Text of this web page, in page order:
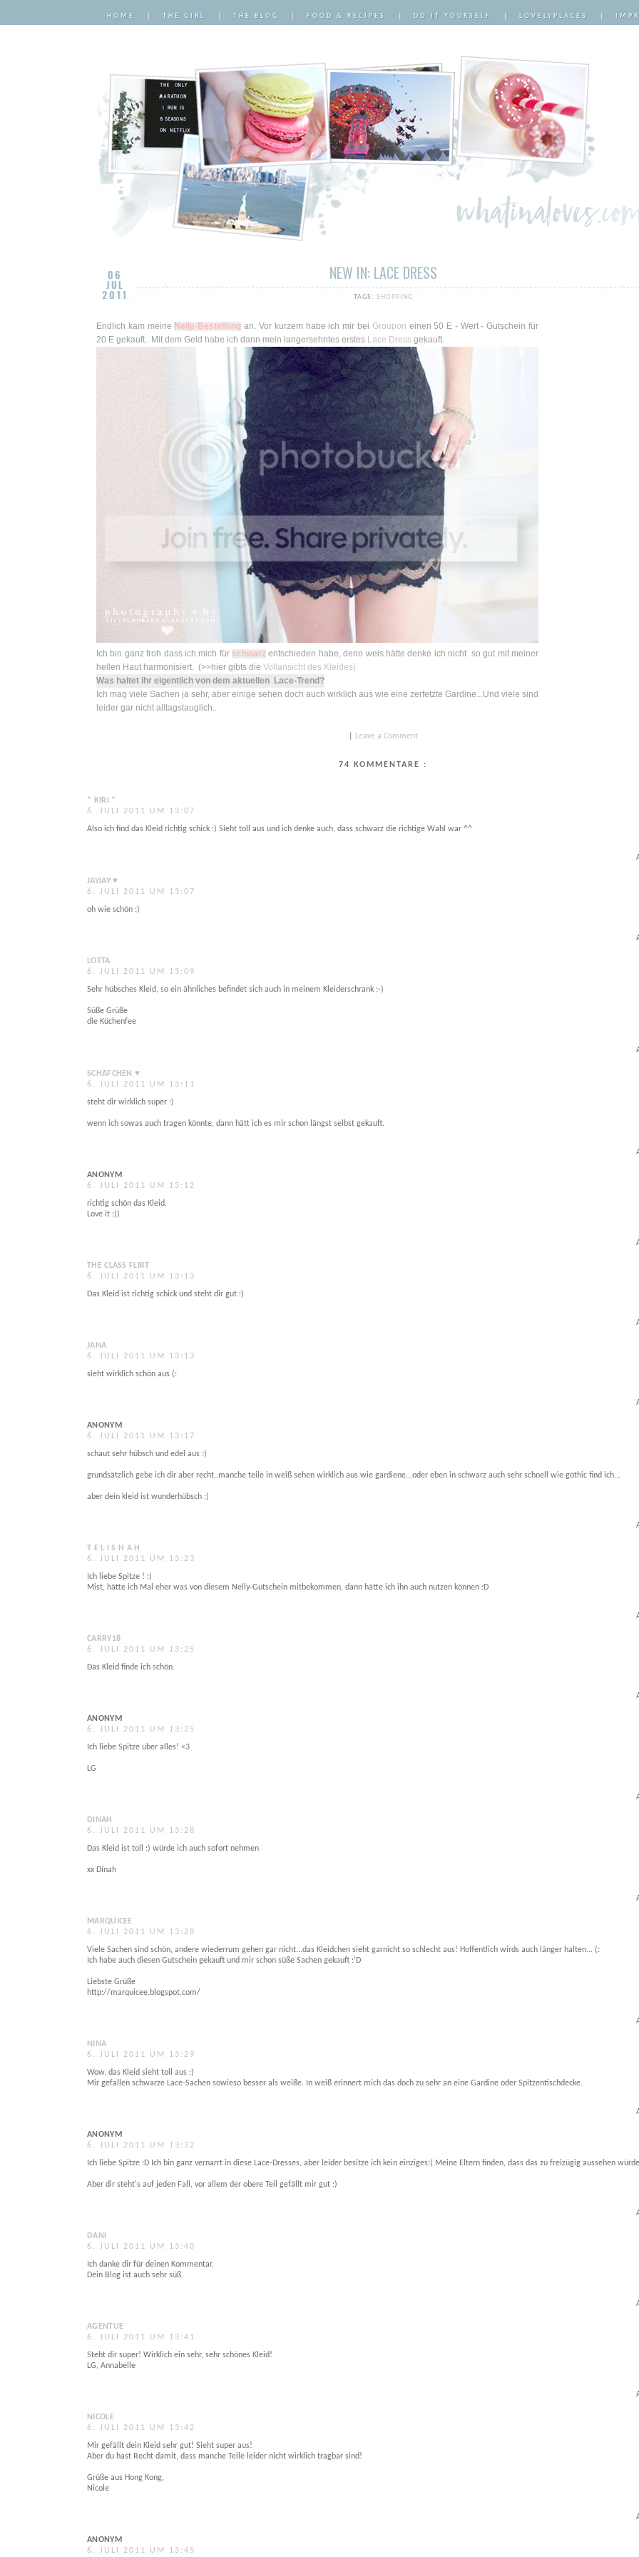
HOME THE GIRL THE BLOG FOOD & RECIPES DO IT YOURSELF LOVELYPLACES
NEW IN: LACE DRESS
06
JUL
2011 TAGS: SHOPPING
Endlich kam meine Nelly-Bestellung an. Vor kurzem habe ich mir bei Groupon einen 50 E - Wert - Gutschein für
20 E gekauft.. Mit dem Geld habe ich dann mein langersehntes erstes Lace Dress gekauft.
Ich bin ganz froh dass ich mich für schwarz entschieden habe, denn weis hätte denke ich nicht so gut mit meiner
hellen Haut harmonisiert. (>>hier gibts die Vollansicht des Kleides)
Was haltet ihr eigentlich von dem aktuellen Lace-Trend?
Ich mag viele Sachen ja sehr, aber einige sehen doch auch wirklich aus wie eine zerfetzte Gardine...Und viele sind
leider gar nicht alltagstauglich..
Leave a Comment
74 KOMMENTARE :
* KIRI *
6. JULI 2011 UM 13:07
Also ich find das Kleid richtig schick :) Sieht toll aus und ich denke auch, dass schwarz die richtige Wahl war ^^
JAYJAY ♥
6. JULI 2011 UM 13:07
oh wie schön :)
LOTTA
6. JULI 2011 UM 13:09
Sehr hübsches Kleid, so ein ähnliches befindet sich auch in meinem Kleiderschrank :-)
Süße Grüße
die Küchenfee
SCHÄFCHEN ♥
6. JULI 2011 UM 13:11
steht dir wirklich super :)
wenn ich sowas auch tragen könnte, dann hätt ich es mir schon längst selbst gekauft.
ANONYM
6. JULI 2011 UM 13:12
richtig schön das Kleid.
Love it :))
THE CLASS FLIRT
6. JULI 2011 UM 13:13
Das Kleid ist richtig schick und steht dir gut :)
JANA
6. JULI 2011 UM 13:13
sieht wirklich schön aus (:
ANONYM
6. JULI 2011 UM 13:17
schaut sehr hübsch und edel aus :)
grundsätzlich gebe ich dir aber recht..manche teile in weiß sehen wirklich aus wie gardiene...oder eben in schwarz auch sehr schnell wie gothic find ich...
aber dein kleid ist wunderhübsch :)
T E L I S H A H
6. JULI 2011 UM 13:23
Ich liebe Spitze ! :)
Mist, hätte ich Mal eher was von diesem Nelly-Gutschein mitbekommen, dann hätte ich ihn auch nutzen können :D
CARRY18
6. JULI 2011 UM 13:25
Das Kleid finde ich schön.
ANONYM
6. JULI 2011 UM 13:25
Ich liebe Spitze über alles! <3
LG
DINAH
6. JULI 2011 UM 13:28
Das Kleid ist toll :) würde ich auch sofort nehmen
xx Dinah
MARQUICEE
6. JULI 2011 UM 13:28
Viele Sachen sind schön, andere wiederrum gehen gar nicht...das Kleidchen sieht garnicht so schlecht aus! Hoffentlich wirds auch länger halten... (:
Ich habe auch diesen Gutschein gekauft und mir schon süße Sachen gekauft :'D
Liebste Grüße
http://marquicee.blogspot.com/
NINA
6. JULI 2011 UM 13:29
Wow, das Kleid sieht toll aus :)
Mir gefallen schwarze Lace-Sachen sowieso besser als weiße. In weiß erinnert mich das doch zu sehr an eine Gardine oder Spitzentischdecke.
ANONYM
6. JULI 2011 UM 13:32
Ich liebe Spitze :D Ich bin ganz vernarrt in diese Lace-Dresses, aber leider besitze ich kein einziges:( Meine Eltern finden, dass das zu freizügig aussehen
Aber dir steht's auf jeden Fall, vor allem der obere Teil gefällt mir gut :)
DANI
6. JULI 2011 UM 13:40
Ich danke dir für deinen Kommentar.
Dein Blog ist auch sehr süß.
AGENTUE
6. JULI 2011 UM 13:41
Steht dir super! Wirklich ein sehr, sehr schönes Kleid!
LG, Annabelle
NICOLE
6. JULI 2011 UM 13:42
Mir gefällt dein Kleid sehr gut! Sieht super aus!
Aber du hast Recht damit, dass manche Teile leider nicht wirklich tragbar sind!
Grüße aus Hong Kong,
Nicole
ANONYM
6. JULI 2011 UM 13:45